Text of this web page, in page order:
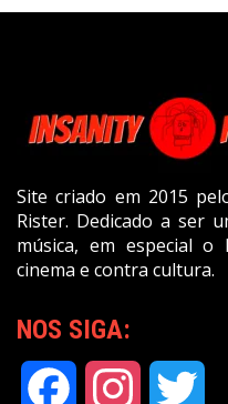
Site criado em 2015
Rister. Dedicado a ser
música, em especial
cinema e contra cultura.
NOS SIGA:
Facebook Instagram